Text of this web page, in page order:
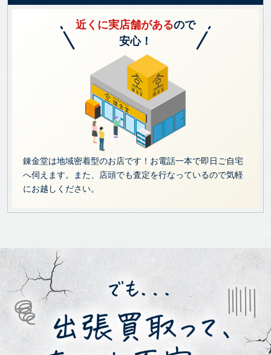
近くに実店舗があるので
安心！
錬金堂は地域密着型のお店です！お電話一本で即日ご自宅
へ伺えます。また、店頭でも査定を行なっているので気軽
にお越しください。